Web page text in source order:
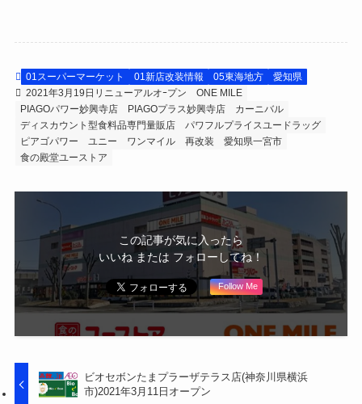
01スーパーマーケット 01新店改装情報 05東海地方
愛知県
2021年3月19日リニューアルオｰプン
ONE MILE
PIAGOパワー妙興寺店
PIAGOプラス妙興寺店
カーニバル
ディスカウント型食料品専門量販店
パワフルプライスユードラッグ
ピアゴパワー
ユニー ワンマイル 再改装
愛知県一宮市
食の殿堂ユーストア
この記事が気に入ったら
いいね または フォローしてね！
Follow Me
ビオセボンたまプラーザテラス店(神奈川県横浜
市)2021年3月11日オープン